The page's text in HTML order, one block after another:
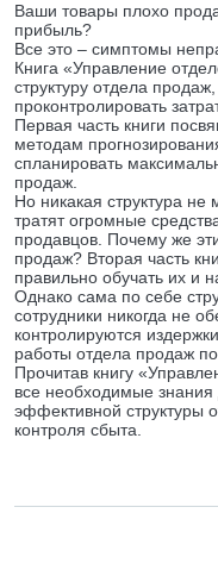
Ваши товары плохо
прибыль?
Все это – симптомы
Книга «Управление
структуру отдела
проконтролировать
Первая часть книги
методам
спланировать
продаж.
Но никакая структура
тратят огромные
продавцов. Почему же
продаж? Вторая часть
правильно обучать их и
Однако сама по себе
сотрудники никогда не
контролируются
работы отдела продаж
Прочитав книгу
все необходимые
эффективной структуры
контроля сбыта.